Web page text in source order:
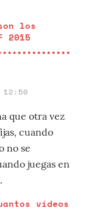
los
2015
12:50
que otra vez
cuando
no se
juegas en
vídeos